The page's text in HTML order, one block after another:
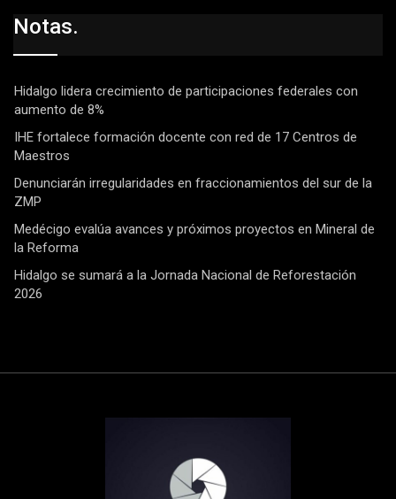
Notas.
Hidalgo lidera crecimiento de participaciones federales con
aumento de 8%
IHE fortalece formación docente con red de 17 Centros de
Maestros
Denunciarán irregularidades en fraccionamientos del sur de la
ZMP
Medécigo evalúa avances y próximos proyectos en Mineral de
la Reforma
Hidalgo se sumará a la Jornada Nacional de Reforestación
2026